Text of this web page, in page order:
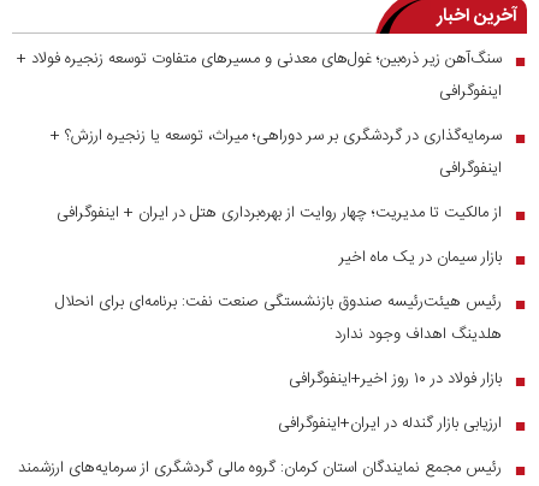
آخرین اخبار
■ سنگ‌آهن زیر ذره‌بین؛ غول‌های معدنی و مسیر‌های متفاوت توسعه زنجیره فولاد +
اینفوگرافی
■ سرمایه‌گذاری در گردشگری بر سر دوراهی؛ میراث، توسعه یا زنجیره ارزش؟ +
اینفوگرافی
■ از مالکیت تا مدیریت؛ چهار روایت از بهره‌برداری هتل در ایران + اینفوگرافی
■ بازار سیمان در یک ماه اخیر
■
رئیس هیئت‌رئیسه صندوق بازنشستگی صنعت نفت: برنامه‌ای برای انحلال
هلدینگ اهداف وجود ندارد
■ بازار فولاد در ۱۰ روز اخیر+اینفوگرافی
■ ارزیابی بازار گندله در ایران+اینفوگرافی
■
رئیس مجمع نمایندگان استان کرمان: گروه مالی گردشگری از سرمایه‌های ارزشمند